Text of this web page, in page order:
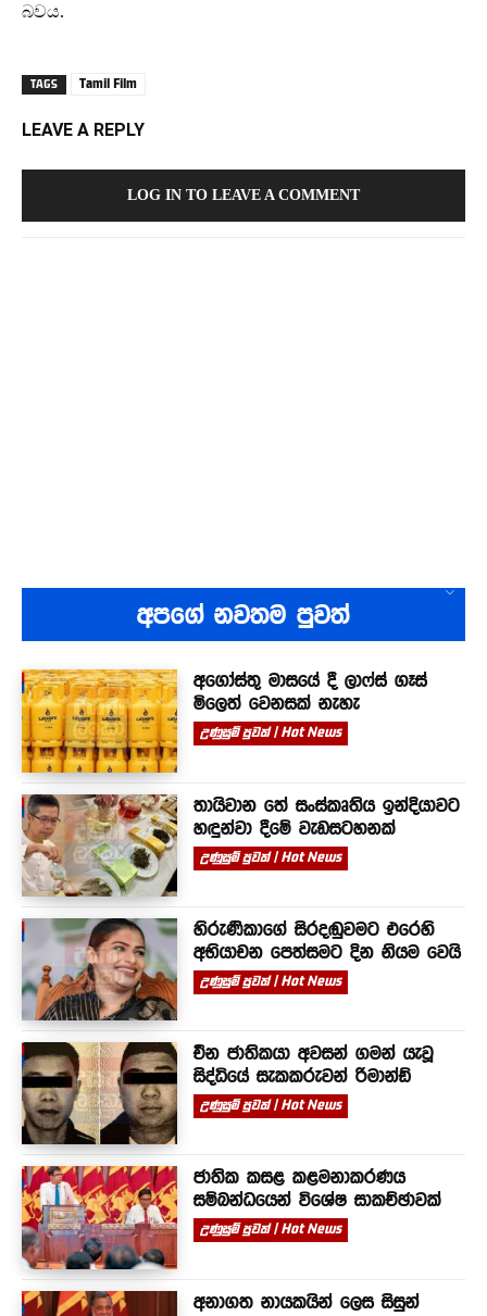
බවය.
TAGS Tamil Film
LEAVE A REPLY
LOG IN TO LEAVE A COMMENT
අපගේ නවතම පුවත්
අගෝස්තු මාසයේ දී ලාෆ්ස් ගෑස්
මිලෙත් වෙනසක් නැහැ
උණුසුම් පුවත් | Hot News
තායිවාන තේ සංස්කෘතිය ඉන්දියාවට
හඳුන්වා දීමේ වැඩසටහනක්
උණුසුම් පුවත් | Hot News
හිරුණිකාගේ සිරදඬුවමට එරෙහි
අභියාචන පෙත්සමට දින නියම වෙයි
උණුසුම් පුවත් | Hot News
චීන ජාතිකයා අවසන් ගමන් යැවූ
සිද්ධියේ සැකකරුවන් රිමාන්ඩ්
උණුසුම් පුවත් | Hot News
ජාතික කසළ කළමනාකරණය
සම්බන්ධයෙන් විශේෂ සාකච්ඡාවක්
උණුසුම් පුවත් | Hot News
අනාගත නායකයින් ලෙස සිසුන්